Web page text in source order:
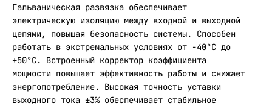
Гальваническая развязка обеспечивает
электрическую изоляцию между входной и выходной
цепями, повышая безопасность системы. Способен
работать в экстремальных условиях от -40°С до
+50°С. Встроенный корректор коэффициента
мощности повышает эффективность работы и снижает
энергопотребление. Высокая точность уставки
выходного тока ±3% обеспечивает стабильное